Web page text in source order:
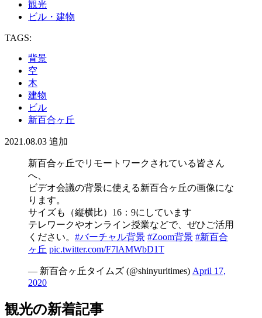
観光
ビル・建物
TAGS:
背景
空
木
建物
ビル
新百合ヶ丘
2021.08.03 追加
新百合ヶ丘でリモートワークされている皆さん
へ、
ビデオ会議の背景に使える新百合ヶ丘の画像にな
ります。
サイズも（縦横比）16：9にしています
テレワークやオンライン授業などで、ぜひご活用
ください。 #バーチャル背景 #Zoom背景 #新百合
ヶ丘 pic.twitter.com/F7lAMWbD1T
— 新百合ヶ丘タイムズ (@shinyuritimes) April 17,
2020
観光の新着記事